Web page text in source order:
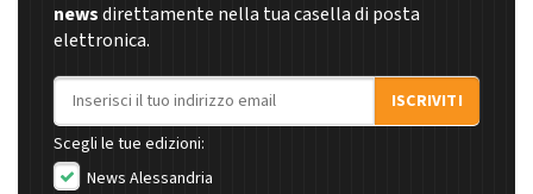
newsdirettamente nella tua casella di posta
elettronica.
Indirizzo email
ISCRIVITI
Scegli le tue edizioni:
News Alessandria